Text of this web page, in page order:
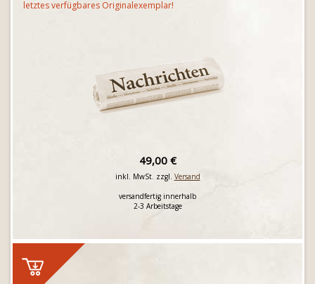
letztes verfügbares Originalexemplar!
49,00 €
inkl. MwSt. zzgl. Versand
versandfertig innerhalb
2-3 Arbeitstage